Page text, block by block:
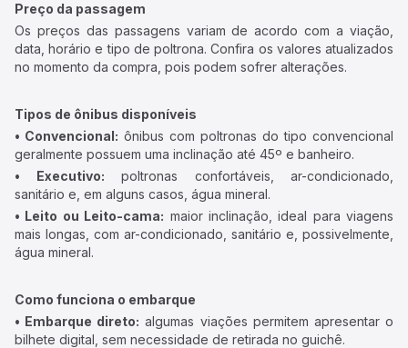
Preço da passagem
Os preços das passagens variam de acordo com a viação,
data, horário e tipo de poltrona. Confira os valores atualizados
no momento da compra, pois podem sofrer alterações.
Tipos de ônibus disponíveis
• Convencional: ônibus com poltronas do tipo convencional
geralmente possuem uma inclinação até 45º e banheiro.
• Executivo: poltronas confortáveis, ar-condicionado,
sanitário e, em alguns casos, água mineral.
• Leito ou Leito-cama: maior inclinação, ideal para viagens
mais longas, com ar-condicionado, sanitário e, possivelmente,
água mineral.
Como funciona o embarque
• Embarque direto: algumas viações permitem apresentar o
bilhete digital, sem necessidade de retirada no guichê.